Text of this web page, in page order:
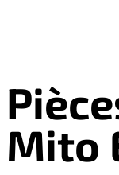
Mito